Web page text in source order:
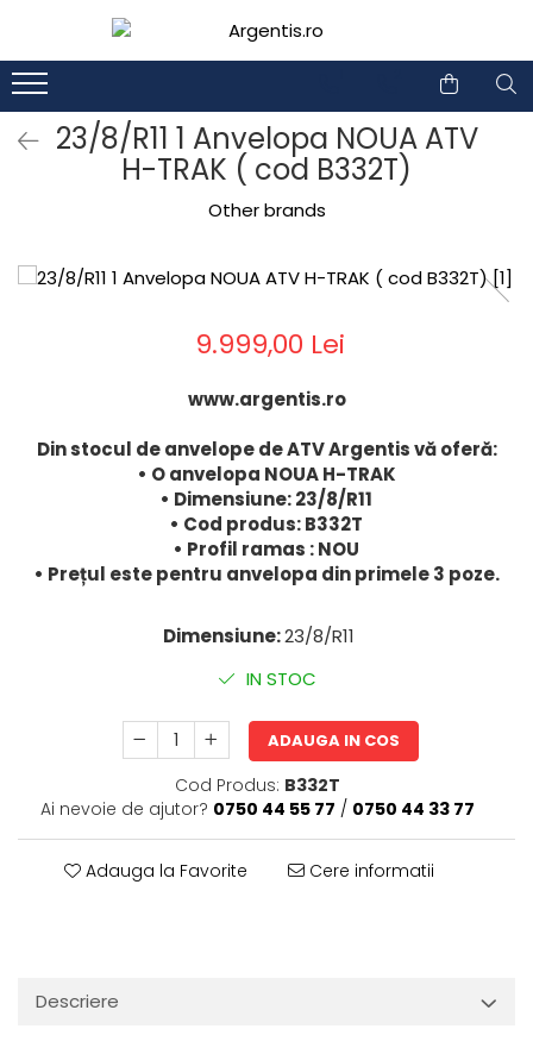
23/8/R11 1 Anvelopa NOUA ATV
H-TRAK ( cod B332T)
Other brands
9.999,00 Lei
www.argentis.ro
Din stocul de anvelope de ATV Argentis vă oferă:
• O anvelopa NOUA H-TRAK
• Dimensiune: 23/8/R11
• Cod produs: B332T
• Profil ramas : NOU
• Prețul este pentru anvelopa din primele 3 poze.
Dimensiune:23/8/R11
IN STOC
ADAUGA IN COS
Cod Produs: B332T
Ai nevoie de ajutor? 0750 44 55 77 / 0750 44 33 77
Adauga la Favorite Cere informatii
Descriere